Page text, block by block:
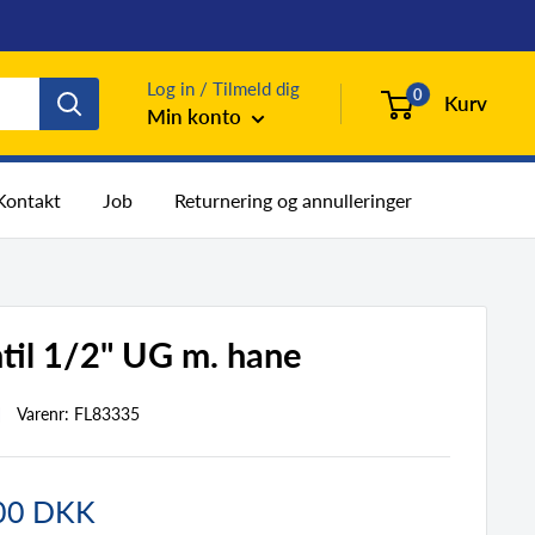
Log in / Tilmeld dig
Min konto
0 Kurv
Job Returnering og annulleringer
1/2" UG m. hane
Varenr: FL83335
DKK